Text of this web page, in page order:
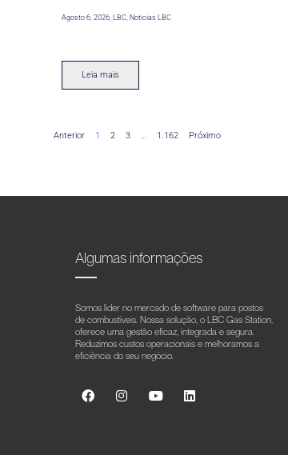
Agosto 6, 2026 ,LBC Noticias LBC
Leia mais
Anterior 1 2 3 … 1.162 Próximo
Algumas informações
Somos líder no mercado de software para postos
de combustíveis. Nossa solução, o LBC Gas Station,
oferece uma gestão eficaz, integrada e segura.
Reduzimos custos operacionais e melhoramos a
eficiência do seu negócio.